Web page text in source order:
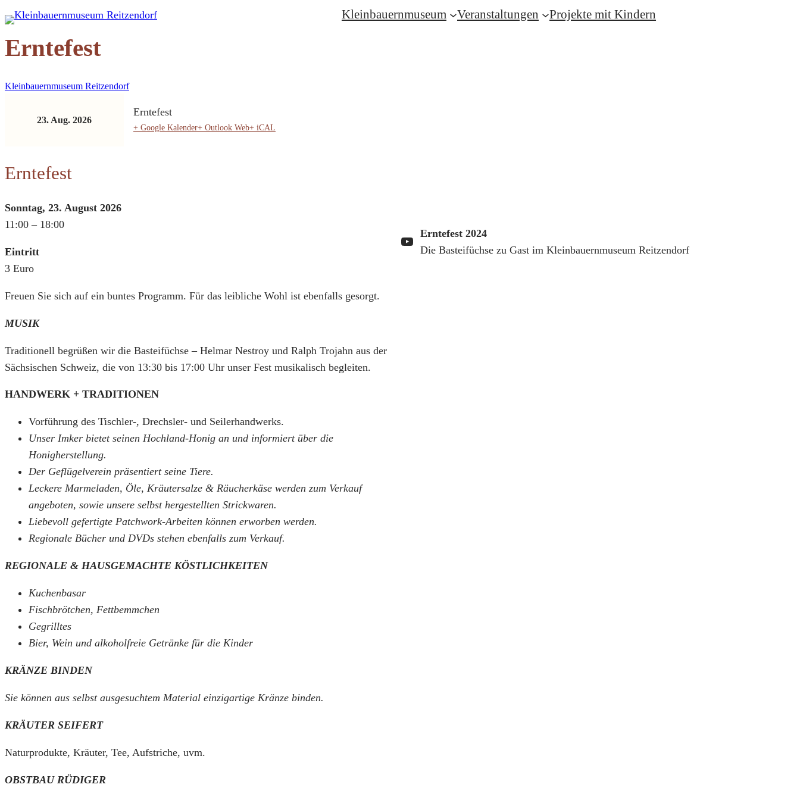
Zum
springen
Kleinbauernmuseum Veranstaltungen Projekte mit Kindern
Erntefest
Kleinbauernmuseum Reitzendorf
23. Aug. 2026
Erntefest
+ Google Kalender+ Outlook Web+ iCAL
Erntefest
Sonntag, 23. August 2026
11:00 – 18:00
Eintritt
3 Euro
Freuen Sie sich auf ein buntes Programm. Für das leibliche Wohl ist ebenfalls gesorgt.
MUSIK
Traditionell begrüßen wir die Basteifüchse – Helmar Nestroy und Ralph Trojahn aus der
Sächsischen Schweiz, die von 13:30 bis 17:00 Uhr unser Fest musikalisch begleiten.
HANDWERK + TRADITIONEN
Vorführung des Tischler-, Drechsler- und Seilerhandwerks.
Unser Imker bietet seinen Hochland-Honig an und informiert über die
Honigherstellung.
Der Geflügelverein präsentiert seine Tiere.
Leckere Marmeladen, Öle, Kräutersalze & Räucherkäse werden zum Verkauf
angeboten, sowie unsere selbst hergestellten Strickwaren.
Liebevoll gefertigte Patchwork-Arbeiten können erworben werden.
Regionale Bücher und DVDs stehen ebenfalls zum Verkauf.
REGIONALE & HAUSGEMACHTE KÖSTLICHKEITEN
Kuchenbasar
Fischbrötchen, Fettbemmchen
Gegrilltes
Bier, Wein und alkoholfreie Getränke für die Kinder
KRÄNZE BINDEN
Sie können aus selbst ausgesuchtem Material einzigartige Kränze binden.
KRÄUTER SEIFERT
Naturprodukte, Kräuter, Tee, Aufstriche, uvm.
OBSTBAU RÜDIGER
YouTube
Erntefest 2024
Die Basteifüchse zu Gast im Kleinbauernmuseum Reitzendorf